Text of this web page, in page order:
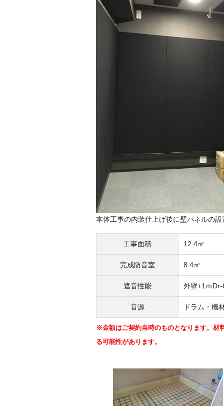
本体工事の内装仕上げ後に壁パネルの
工事面積 12.4㎡
完成防音室 8.4㎡
遮音性能 外壁+1ｍ
音源 ドラム・機
※金額はご契約当時のものとなります。材
る可能性があります。